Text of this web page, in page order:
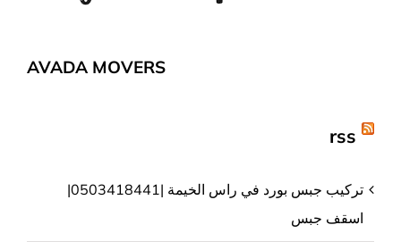
AVADA MOVERS
rss
تركيب جبس بورد في راس الخيمة |0503418441|
اسقف جبس